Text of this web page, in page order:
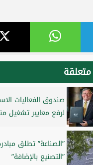
صندوق الفعاليات
لرفع معايير تشغيل
”الصناعة” تطلق
”التصنيع بالإضافة”